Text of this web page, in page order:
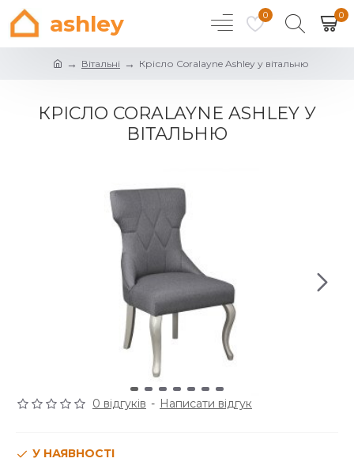
ashley 0 0
Вітальні Крісло Coralayne Ashley у вітальню
КРІСЛО CORALAYNE ASHLEY У
ВІТАЛЬНЮ
0 відгуків - Написати відгук
У НАЯВНОСТІ